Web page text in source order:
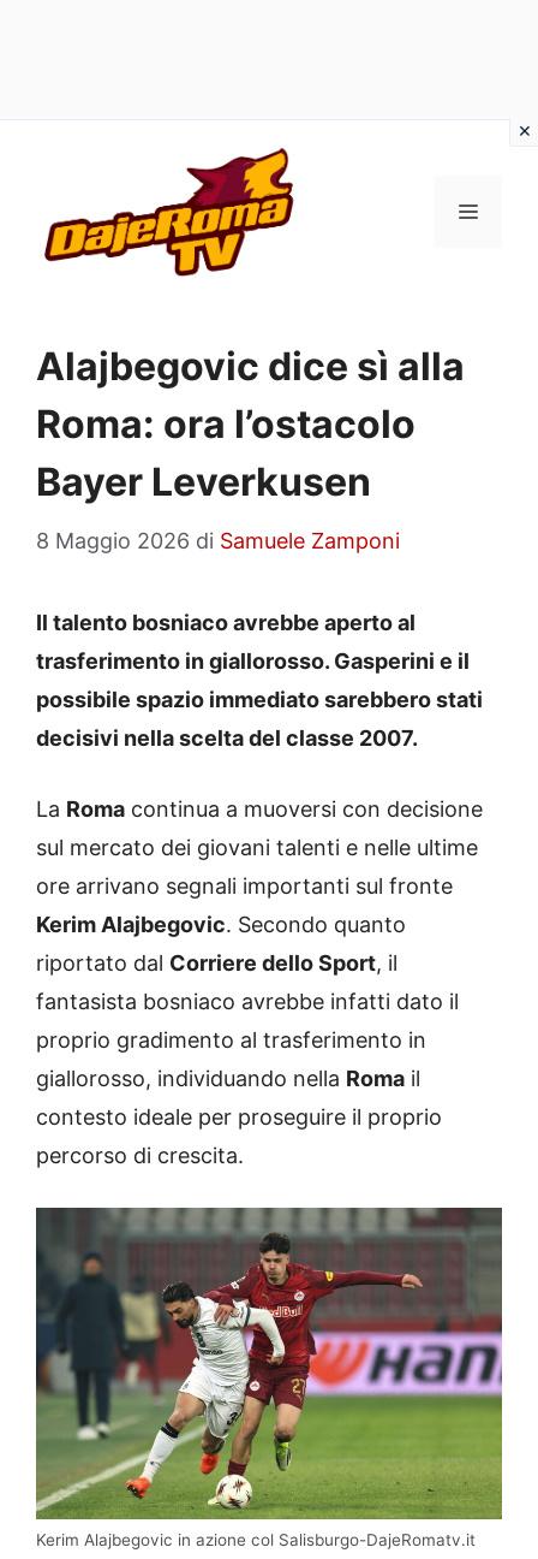
contenuto
MENU
Alajbegovic dice sì alla
Roma: ora l’ostacolo
Bayer Leverkusen
8 Maggio 2026 di Samuele Zamponi
Il talento bosniaco avrebbe aperto al
trasferimento in giallorosso. Gasperini e il
possibile spazio immediato sarebbero stati
decisivi nella scelta del classe 2007.
La Roma continua a muoversi con decisione
sul mercato dei giovani talenti e nelle ultime
ore arrivano segnali importanti sul fronte
Kerim Alajbegovic. Secondo quanto
riportato dal Corriere dello Sport, il
fantasista bosniaco avrebbe infatti dato il
proprio gradimento al trasferimento in
giallorosso, individuando nella Roma il
contesto ideale per proseguire il proprio
percorso di crescita.
Kerim Alajbegovic in azione col Salisburgo-DajeRomatv.it